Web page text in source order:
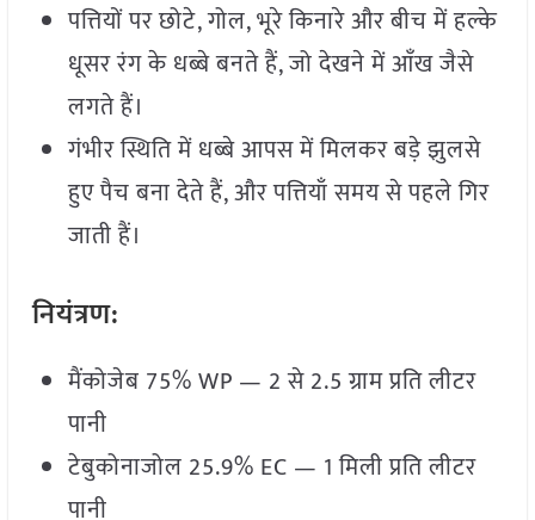
पत्तियों पर छोटे, गोल, भूरे किनारे और बीच में हल्के
धूसर रंग के धब्बे बनते हैं, जो देखने में आँख जैसे
लगते हैं।
गंभीर स्थिति में धब्बे आपस में मिलकर बड़े झुलसे
हुए पैच बना देते हैं, और पत्तियाँ समय से पहले गिर
जाती हैं।
नियंत्रण:
मैंकोजेब 75% WP — 2 से 2.5 ग्राम प्रति लीटर
पानी
टेबुकोनाजोल 25.9% EC — 1 मिली प्रति लीटर
पानी